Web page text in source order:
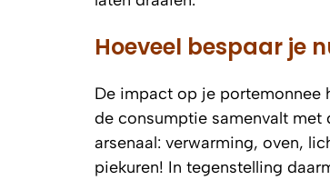
Hoeveel bespaar je
De impact op je portemonnee
de consumptie samenvalt met
arsenaal: verwarming, oven,
piekuren! In tegenstelling